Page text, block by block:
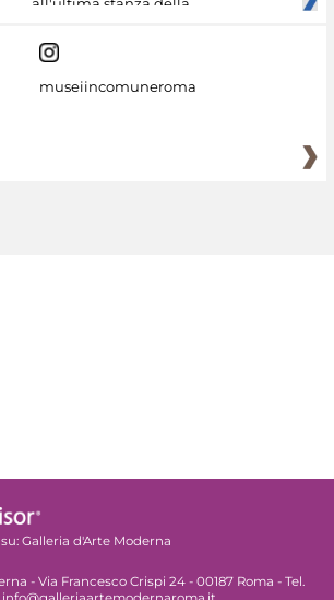
museiincomuneroma
Galleria d'Arte Moderna
- Via Francesco Crispi 24 - 00187 Roma - Tel.